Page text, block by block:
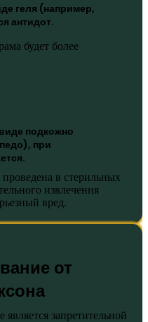
геля (например,
антидот.
будет более
подкожно
при
в стерильных
извлечения
вред.
от
запретительной